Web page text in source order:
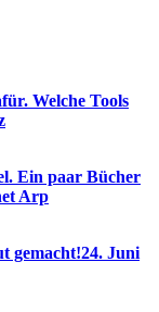
Welche Tools
Ein paar Bücher
Arp
gemacht!24. Juni